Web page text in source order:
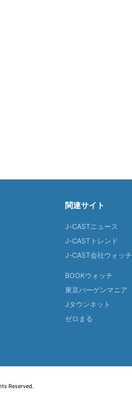
関連サイト
J-CASTニュース
J-CASTトレンド
J-CAST会社ウォッチ
BOOKウォッチ
東京バーゲンマニア
Jタウンネット
ゼロまる
Reserved.